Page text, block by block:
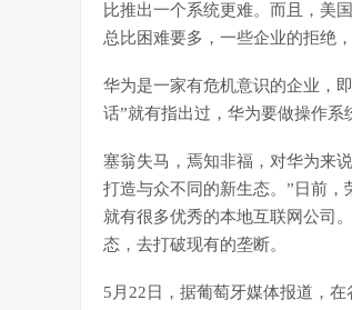
比推出一个系统更难。而且，美
总比困难要多，一些企业的拒绝
华为是一家有危机意识的企业，
话”就有指出过，华为要做操作系
塞翁失马，焉知非福，对华为来
打造与众不同的新生态。”日前，
就有很多优秀的本地互联网公司
态，去打破现有的垄断。
5月22日，据葡萄牙媒体报道，